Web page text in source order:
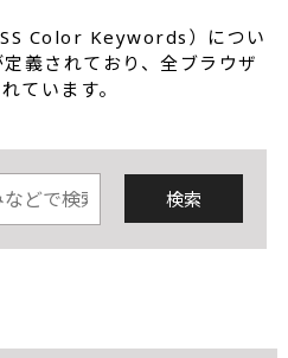
Color Keywords）につい
義されており、全ブラウザ
ています。